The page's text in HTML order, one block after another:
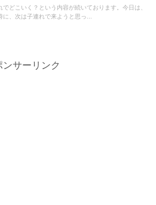
でどこいく？という内容が続いております。今日は、
に、次は子連れで来ようと思っ...
ンサーリンク